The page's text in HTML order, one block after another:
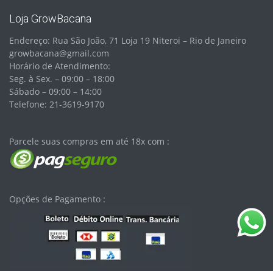
Loja GrowBacana
Endereço: Rua São João, 71 Loja 19 Niteroi – Rio de Janeiro
growbacana@gmail.com
Horário de Atendimento:
Seg. à Sex. – 09:00 – 18:00
Sábado – 09:00 – 14:00
Telefone: 21-3619-9170
Parcele suas compras em até 18x com :
Opções de Pagamento :